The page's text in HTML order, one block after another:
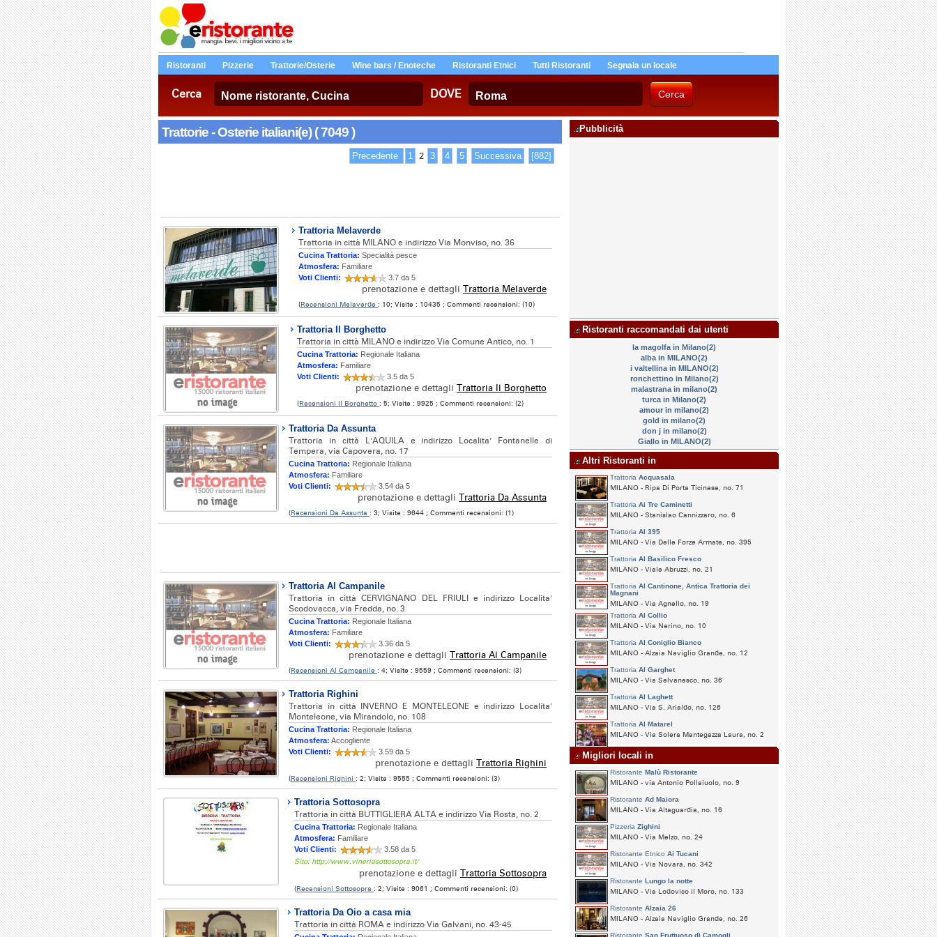
Ristoranti Pizzerie Trattorie/Osterie Wine bars / Enoteche Ristoranti Etnici Tutti Ristoranti Segnala un locale
Cerca DOVE
Trattorie - Osterie italiani(e) ( 7049 )
Precedente 1 2 3 4 5 Successiva [882]
Trattoria Melaverde
Trattoria in città MILANO e indirizzo Via Monviso, no. 36
Cucina Trattoria: Specialità pesce
Atmosfera: Familiare
Voti Clienti:
3.7 da 5
prenotazione e dettagli Trattoria Melaverde
(Recensioni Melaverde : 10; Visite : 10435 ; Commenti recensioni: (10)
Trattoria Il Borghetto
Trattoria in città MILANO e indirizzo Via Comune Antico, no. 1
Cucina Trattoria: Regionale Italiana
Atmosfera: Familiare
Voti Clienti:
3.5 da 5
prenotazione e dettagli Trattoria Il Borghetto
(Recensioni Il Borghetto : 5; Visite : 9925 ; Commenti recensioni: (2)
Trattoria Da Assunta
Trattoria in città L'AQUILA e indirizzo Localita' Fontanelle di
Tempera, via Capovera, no. 17
Cucina Trattoria: Regionale Italiana
Atmosfera: Familiare
Voti Clienti:
3.54 da 5
prenotazione e dettagli Trattoria Da Assunta
(Recensioni Da Assunta : 3; Visite : 9644 ; Commenti recensioni: (1)
Trattoria Al Campanile
Trattoria in città CERVIGNANO DEL FRIULI e indirizzo Localita'
Scodovacca, via Fredda, no. 3
Cucina Trattoria: Regionale Italiana
Atmosfera: Familiare
Voti Clienti:
3.36 da 5
prenotazione e dettagli Trattoria Al Campanile
(Recensioni Al Campanile : 4; Visite : 9559 ; Commenti recensioni: (3)
Trattoria Righini
Trattoria in città INVERNO E MONTELEONE e indirizzo Localita'
Monteleone, via Mirandolo, no. 108
Cucina Trattoria: Regionale Italiana
Atmosfera: Accogliente
Voti Clienti:
3.59 da 5
prenotazione e dettagli Trattoria Righini
(Recensioni Righini : 2; Visite : 9555 ; Commenti recensioni: (3)
Trattoria Sottosopra
Trattoria in città BUTTIGLIERA ALTA e indirizzo Via Rosta, no. 2
Cucina Trattoria: Regionale Italiana
Atmosfera: Familiare
Voti Clienti:
3.58 da 5
Sito: http://www.vineriasottosopra.it/
prenotazione e dettagli Trattoria Sottosopra
(Recensioni Sottosopra : 2; Visite : 9061 ; Commenti recensioni: (0)
Trattoria Da Oio a casa mia
Trattoria in città ROMA e indirizzo Via Galvani, no. 43-45
Pubblicità
Ristoranti raccomandati dai utenti
la magolfa in Milano(2)
alba in MILANO(2)
i valtellina in MILANO(2)
ronchettino in Milano(2)
malastrana in milano(2)
turca in Milano(2)
amour in milano(2)
gold in milano(2)
don j in milano(2)
Giallo in MILANO(2)
Altri Ristoranti in
Trattoria Acquasala
MILANO - Ripa Di Porta Ticinese, no. 71
Trattoria Ai Tre Caminetti
MILANO - Stanislao Cannizzaro, no. 6
Trattoria Al 395
MILANO - Via Delle Forze Armate, no. 395
Trattoria Al Basilico Fresco
MILANO - Viale Abruzzi, no. 21
Trattoria Al Cantinone, Antica Trattoria dei
Magnani
MILANO - Via Agnello, no. 19
Trattoria Al Collio
MILANO - Via Nerino, no. 10
Trattoria Al Coniglio Bianco
MILANO - Alzaia Naviglio Grande, no. 12
Trattoria Al Garghet
MILANO - Via Selvanesco, no. 36
Trattoria Al Laghett
MILANO - Via S. Arialdo, no. 126
Trattoria Al Matarel
MILANO - Via Solera Mantegazza Laura, no. 2
Migliori locali in
Ristorante Malù Ristorante
MILANO - via Antonio Pollaiuolo, no. 9
Ristorante Ad Maiora
MILANO - Via Altaguardia, no. 16
Pizzeria Zighini
MILANO - Via Melzo, no. 24
Ristorante Etnico Ai Tucani
MILANO - Via Novara, no. 342
Ristorante Lungo la notte
MILANO - Via Lodovico il Moro, no. 133
Ristorante Alzaia 26
MILANO - Alzaia Naviglio Grande, no. 26
Ristorante San Fruttuoso di Camogli